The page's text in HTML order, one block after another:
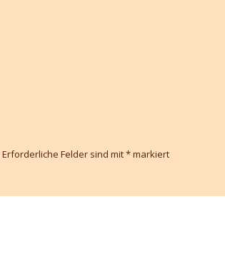
Erforderliche Felder sind mit*markiert